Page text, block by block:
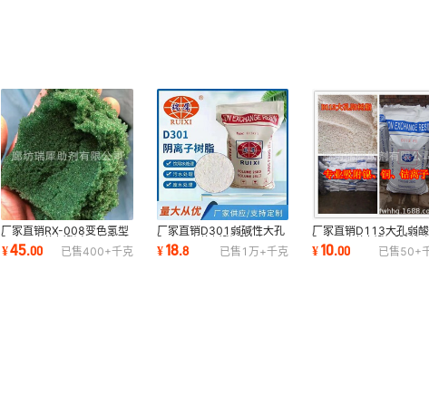
厂家直销RX-008变色氢型
阳离子交换树脂电厂测氢电
导率树脂提示剂
¥45.00 已售400+千克
厂家直销D301弱碱性大孔
阴离子交换树脂【除六价
铬】【大孔树脂】
¥18.8 已售 1万+千克
厂家直销D113大孔弱
阳离子交换树脂【除镍
子、降PH值】
¥10.00 已售50+